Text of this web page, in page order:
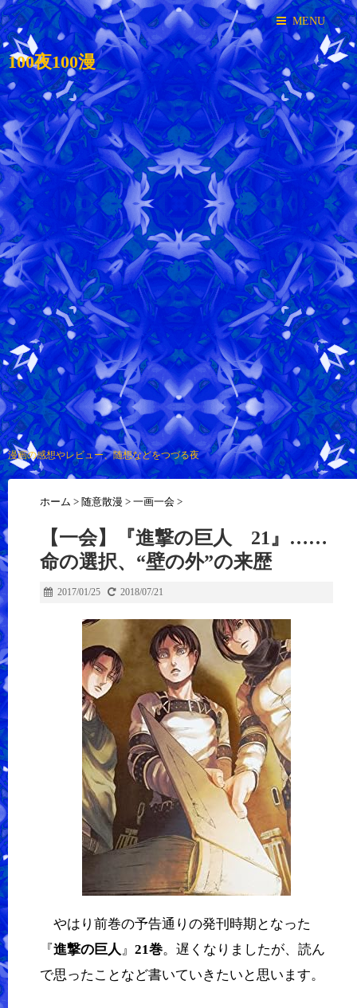
MENU
100夜100漫
漫画の感想やレビュー、随想などをつづる夜
ホーム > 随意散漫 > 一画一会 >
【一会】『進撃の巨人 21』……
命の選択、“壁の外”の来歴
2017/01/25 2018/07/21
やはり前巻の予告通りの発刊時期となった
『進撃の巨人』 21巻。遅くなりましたが、読ん
で思ったことなど書いていきたいと思います。